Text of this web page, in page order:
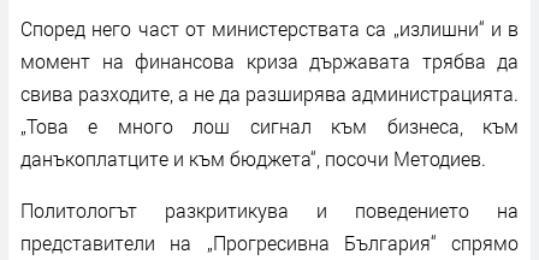
Според него част от министерствата са „излишни“ и в
момент на финансова криза държавата трябва да
свива разходите, а не да разширява администрацията.
„Това е много лош сигнал към бизнеса, към
данъкоплатците и към бюджета“, посочи Методиев.
Политологът разкритикува и поведението на
представители на „Прогресивна България“ спрямо